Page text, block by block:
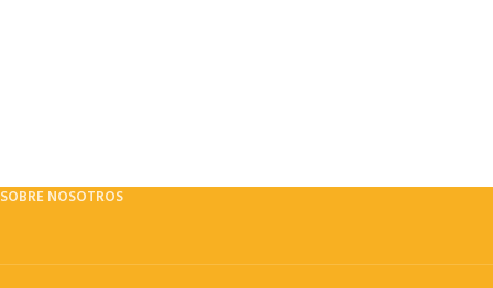
SOBRE NOSOTROS